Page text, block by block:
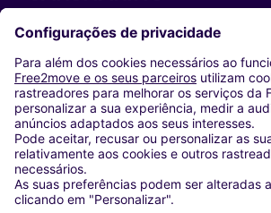
NOSSAS CIDADES
Washington DC
Milan
Rome
Turin
Vienna
Berlin
Cologne
Dusseldorf
Frankfurt